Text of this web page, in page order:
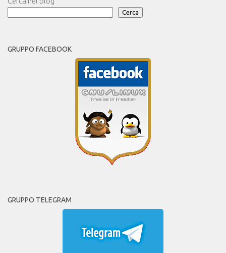
Cerca
GRUPPO FACEBOOK
GRUPPO TELEGRAM